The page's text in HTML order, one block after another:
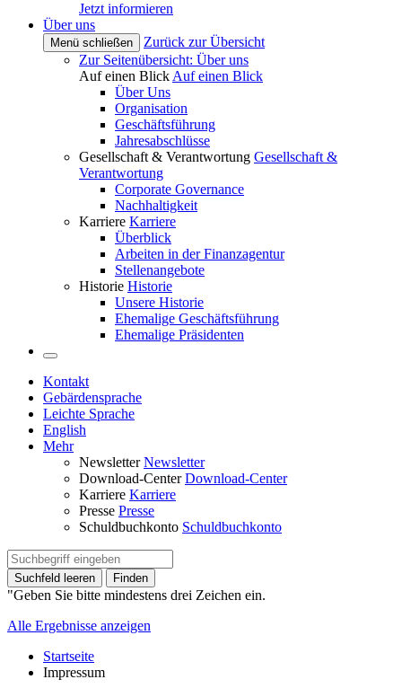
Jetzt informieren
Über uns
Menü schließen
Zurück zur Übersicht
Zur Seitenübersicht: Über uns
Auf einen Blick Auf einen Blick
Über Uns
Organisation
Geschäftsführung
Jahresabschlüsse
Gesellschaft & Verantwortung Gesellschaft &
Verantwortung
Corporate Governance
Nachhaltigkeit
Karriere Karriere
Überblick
Arbeiten in der Finanzagentur
Stellenangebote
Historie Historie
Unsere Historie
Ehemalige Geschäftsführung
Ehemalige Präsidenten
Kontakt
Gebärdensprache
Leichte Sprache
English
Mehr
Newsletter Newsletter
Download-Center Download-Center
Karriere Karriere
Presse Presse
Schuldbuchkonto Schuldbuchkonto
Suchfeld leeren Finden
"Geben Sie bitte mindestens drei Zeichen ein.
Alle Ergebnisse anzeigen
Startseite
Impressum